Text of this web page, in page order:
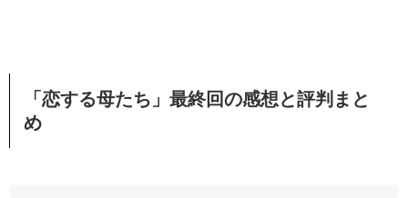
「恋する母たち」最終回の感想と評判まと
め